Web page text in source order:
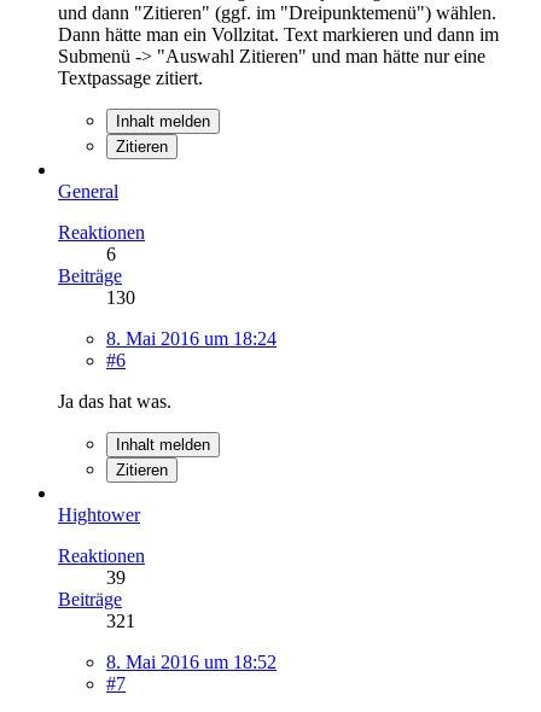
und dann "Zitieren" (ggf. im "Dreipunktemenü") wählen.
Dann hätte man ein Vollzitat. Text markieren und dann im
Submenü -> "Auswahl Zitieren" und man hätte nur eine
Textpassage zitiert.
Inhalt melden
Zitieren
General
Reaktionen
6
Beiträge
130
8. Mai 2016 um 18:24
#6
Ja das hat was.
Inhalt melden
Zitieren
Hightower
Reaktionen
39
Beiträge
321
8. Mai 2016 um 18:52
#7